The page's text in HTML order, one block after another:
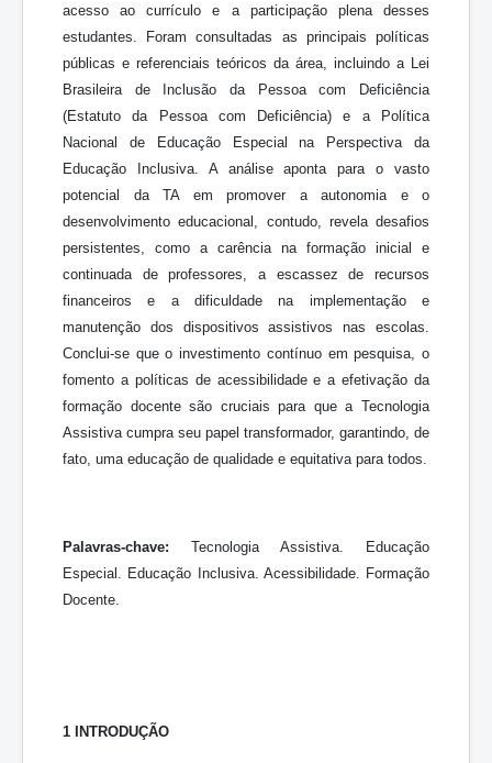
acesso ao currículo e a participação plena desses
estudantes. Foram consultadas as principais políticas
públicas e referenciais teóricos da área, incluindo a Lei
Brasileira de Inclusão da Pessoa com Deficiência
(Estatuto da Pessoa com Deficiência) e a Política
Nacional de Educação Especial na Perspectiva da
Educação Inclusiva. A análise aponta para o vasto
potencial da TA em promover a autonomia e o
desenvolvimento educacional, contudo, revela desafios
persistentes, como a carência na formação inicial e
continuada de professores, a escassez de recursos
financeiros e a dificuldade na implementação e
manutenção dos dispositivos assistivos nas escolas.
Conclui-se que o investimento contínuo em pesquisa, o
fomento a políticas de acessibilidade e a efetivação da
formação docente são cruciais para que a Tecnologia
Assistiva cumpra seu papel transformador, garantindo, de
fato, uma educação de qualidade e equitativa para todos.
Palavras-chave: Tecnologia Assistiva. Educação
Especial. Educação Inclusiva. Acessibilidade. Formação
Docente.
1 INTRODUÇÃO